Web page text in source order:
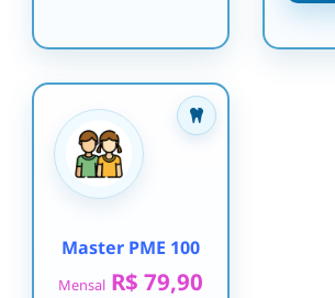
Master PME 100
Mensal R$ 79,90